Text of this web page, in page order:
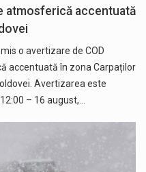
atmosferică accentuată
o avertizare de COD
accentuată în zona Carpaților
Avertizarea este
– 16 august,…